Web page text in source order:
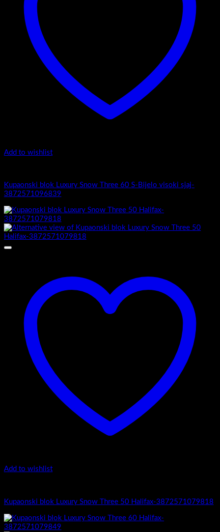
Add to wishlist
Kupaonski blok Luxury Snow Three 60 S-Bijelo visoki sjaj-
3872571096839
Add to wishlist
Kupaonski blok Luxury Snow Three 50 Halifax-3872571079818